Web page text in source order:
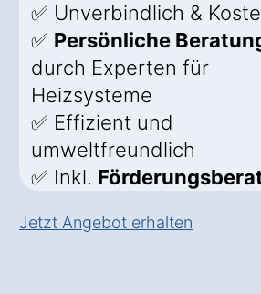
✅ Unverbindlich &
✅ Persönliche
durch Experten für
Heizsysteme
✅ Effizient und
umweltfreundlich
✅ Inkl.
Jetzt Angebot erhalten